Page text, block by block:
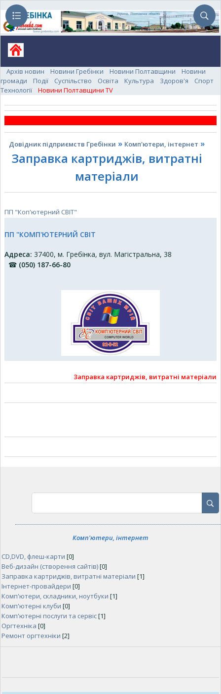
Архів новин Новини Гребінки Новини Полтавщини
Новини
громади
Події Суспільство Освіта Культура Здоров'я
Спорт
Технології
Новини Полтавщини TV
Довідник підприємств Гребінки » Комп'ютери, інтернет »
Заправка картриджів, витратні
матеріали
ПП "Коп'ютерний СВІТ"
ПП "КОМП'ЮТЕРНИЙ СВІТ
Адреса: 37400, м. Гребінка, вул. Магістральна, 38
☎ (050) 187-66-80
Заправка картриджів, витратні матеріали
Комп'ютери, інтернет
CD,DVD, флеш-карти [0]
Веб-дизайн (створення сайтів)[0]
Заправка картриджів, витратні матеріали [1]
Інтернет-провайдери [0]
Комп'ютери, складники, ноутбуки [1]
Комп'ютерні клуби [0]
Комп'ютерні послуги та сервіс[1]
Оргтехніка [0]
Ремонт оргтехніки [2]